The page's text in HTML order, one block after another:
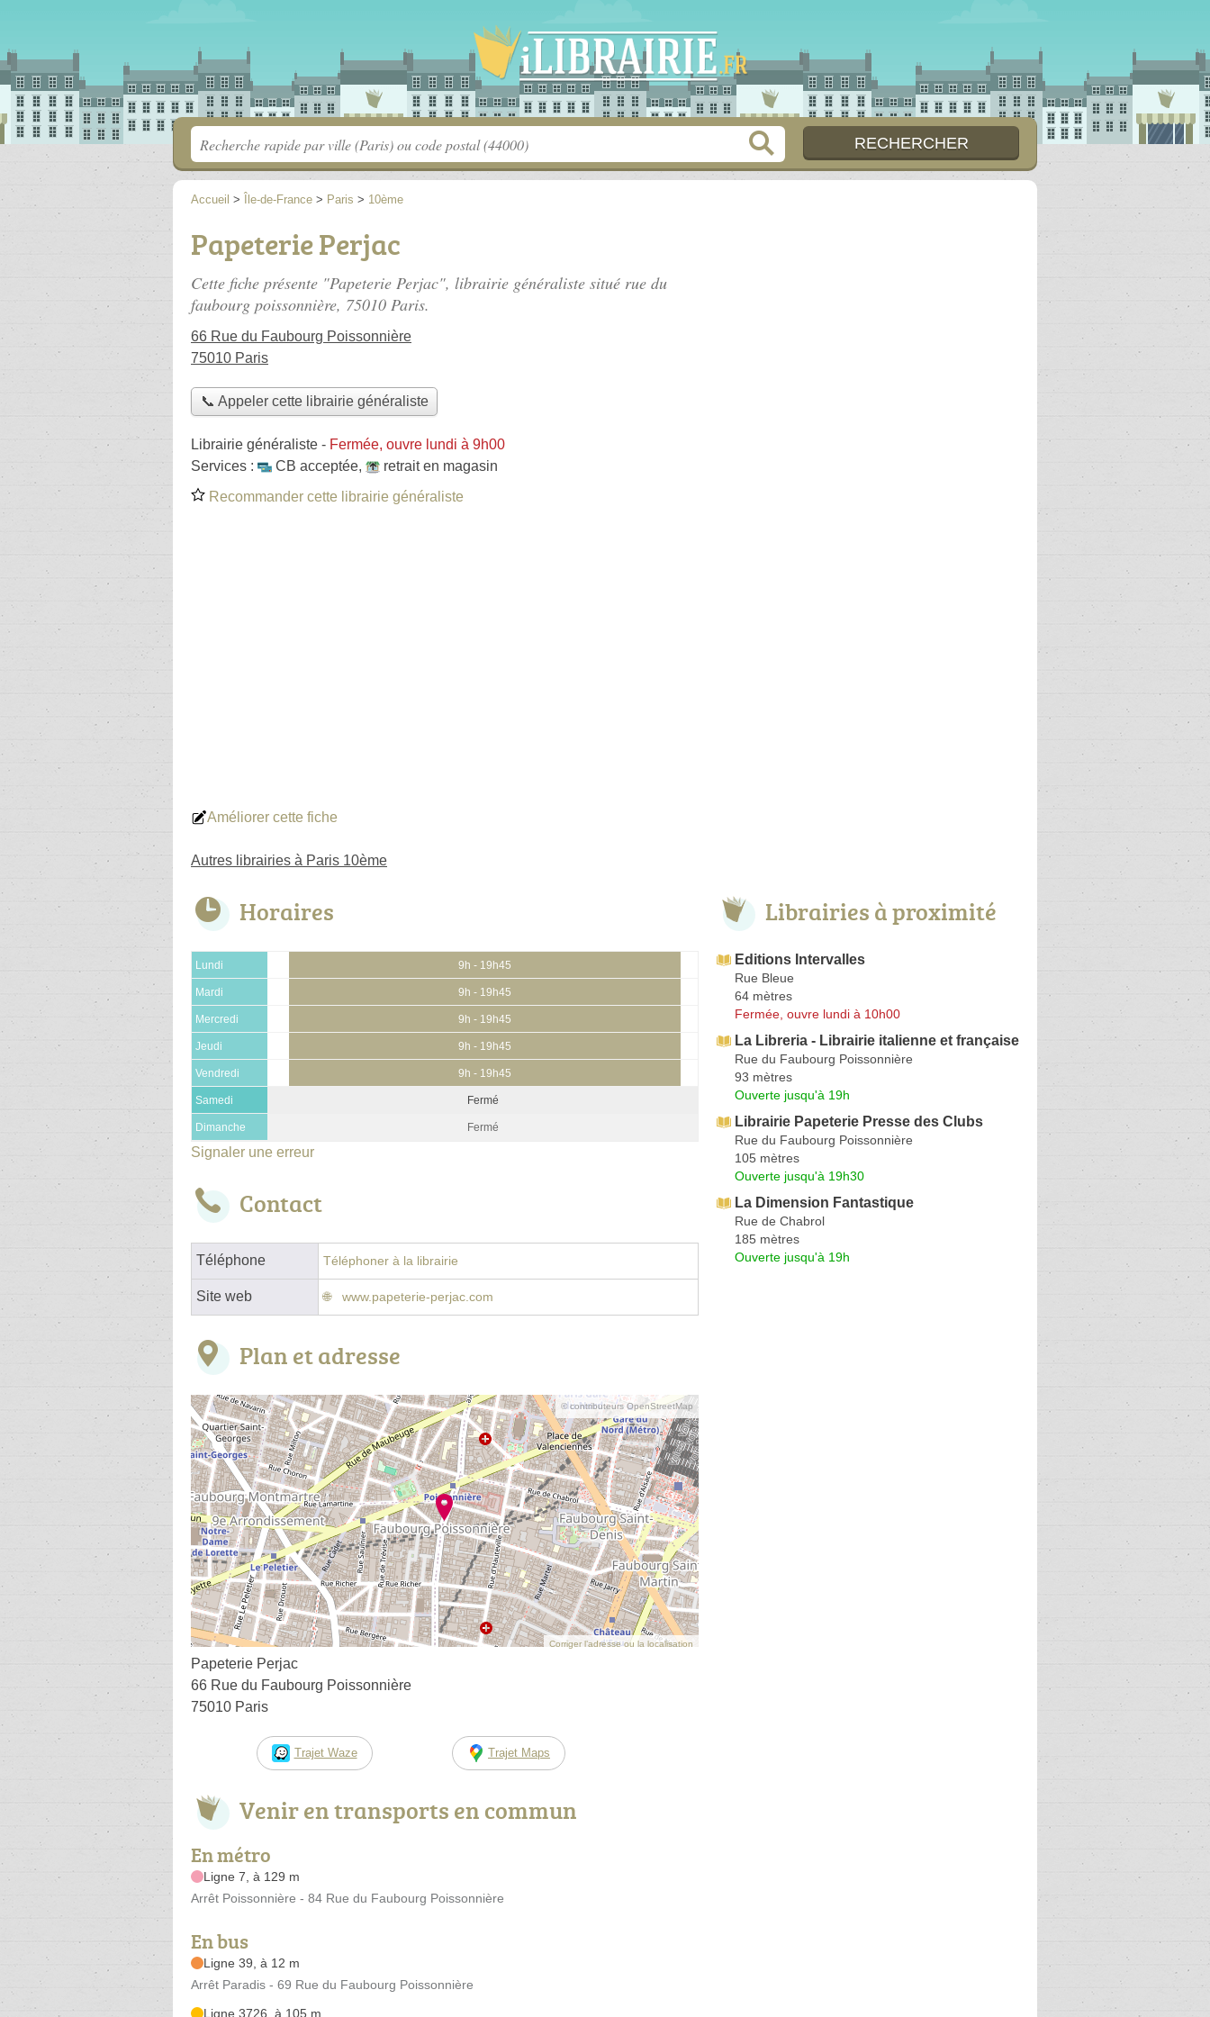
Accueil > Île-de-France > Paris > 10ème
Papeterie Perjac
Cette fiche présente "Papeterie Perjac", librairie généraliste situé rue du
faubourg poissonnière, 75010 Paris.
66 Rue du Faubourg Poissonnière
75010 Paris
📞 Appeler cette librairie généraliste
Librairie généraliste - Fermée, ouvre lundi à 9h00
Services :
CB acceptée,
retrait en magasin
Recommander cette librairie généraliste
Améliorer cette fiche
Autres librairies à Paris 10ème
Horaires
Lundi 9h - 19h45
Mardi 9h - 19h45
Mercredi 9h - 19h45
Jeudi 9h - 19h45
Vendredi 9h - 19h45
Samedi Fermé
Dimanche Fermé
Signaler une erreur
Contact
Téléphone Téléphoner à la librairie
Site web www.papeterie-perjac.com
Plan et adresse
© contributeurs OpenStreetMap
Corriger l’adresse ou la localisation
Papeterie Perjac
66 Rue du Faubourg Poissonnière
75010 Paris
Trajet Waze Trajet Maps
Venir en transports en commun
En métro
Ligne 7, à 129 m
Arrêt Poissonnière - 84 Rue du Faubourg Poissonnière
En bus
Ligne 39, à 12 m
Arrêt Paradis - 69 Rue du Faubourg Poissonnière
Ligne 3726, à 105 m
Librairies à proximité
Editions Intervalles
Rue Bleue
64 mètres
Fermée, ouvre lundi à 10h00
La Libreria - Librairie italienne et française
Rue du Faubourg Poissonnière
93 mètres
Ouverte jusqu'à 19h
Librairie Papeterie Presse des Clubs
Rue du Faubourg Poissonnière
105 mètres
Ouverte jusqu'à 19h30
La Dimension Fantastique
Rue de Chabrol
185 mètres
Ouverte jusqu'à 19h